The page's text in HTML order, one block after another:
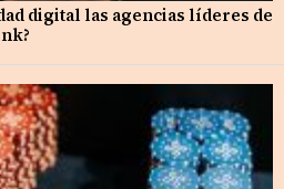
digital las agencias líderes de